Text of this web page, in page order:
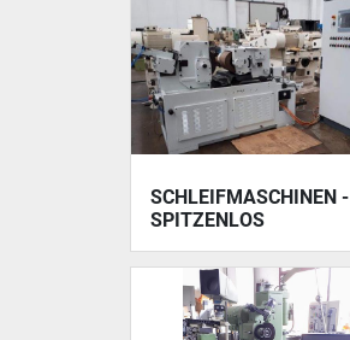
SCHLEIFMASCHINEN -
SPITZENLOS